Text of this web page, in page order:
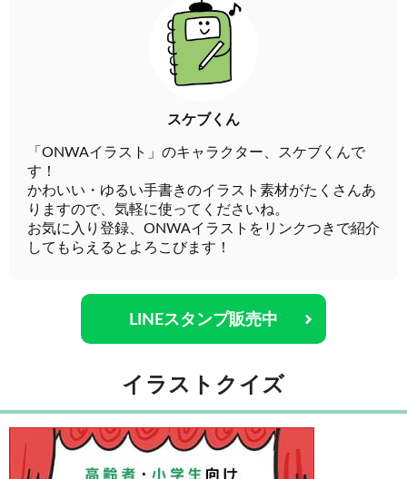
スケブくん
「ONWAイラスト」のキャラクター、スケブくんで
す！
かわいい・ゆるい手書きのイラスト素材がたくさんあ
りますので、気軽に使ってくださいね。
お気に入り登録、ONWAイラストをリンクつきで紹介
してもらえるとよろこびます！
LINEスタンプ販売中
イラストクイズ